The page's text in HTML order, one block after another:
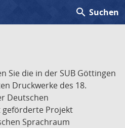
search Suchen
Sie die in der SUB Göttingen
Druckwerke des 18.
Deutschen
geförderte Projekt
Sprachraum